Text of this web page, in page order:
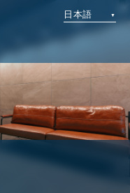
日本語